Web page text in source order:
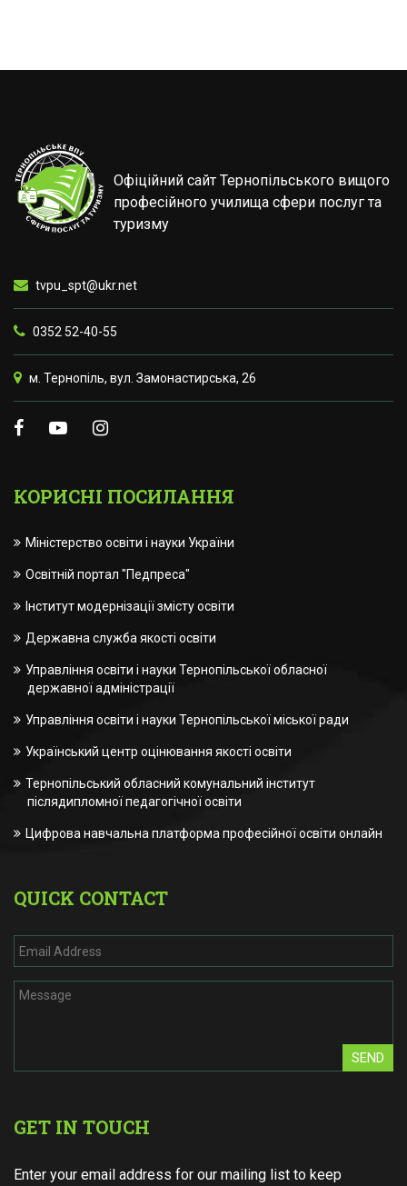
Офіційний сайт Тернопільського вищого
професійного училища сфери послуг та
туризму
tvpu_spt@ukr.net
0352 52-40-55
м. Тернопіль, вул. Замонастирська, 26
КОРИСНІ ПОСИЛАННЯ
Міністерство освіти і науки України
Освітній портал "Педпреса"
Інститут модернізації змісту освіти
Державна служба якості освіти
Управління освіти і науки Тернопільської обласної
державної адміністрації
Управління освіти і науки Тернопільської міської ради
Український центр оцінювання якості освіти
Тернопільський обласний комунальний інститут
післядипломної педагогічної освіти
Цифрова навчальна платформа професійної освіти онлайн
QUICK CONTACT
SEND
GET IN TOUCH
Enter your email address for our mailing list to keep